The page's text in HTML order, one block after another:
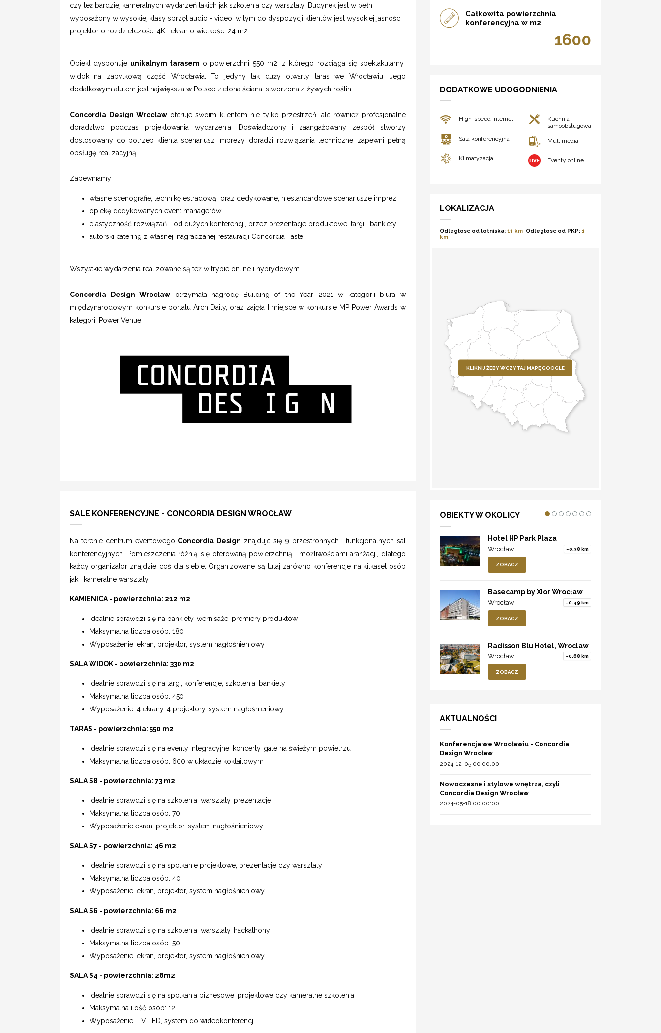
czy też bardziej kameralnych wydarzeń takich jak szkolenia czy warsztaty. Budynek jest w pełni
wyposażony w wysokiej klasy sprzęt audio - video, w tym do dyspozycji klientów jest wysokiej jasności
projektor o rozdzielczości 4K i ekran o wielkości 24 m2.
Obiekt dysponuje unikalnym tarasem o powierzchni 550 m2, z którego rozciąga się spektakularny
widok na zabytkową część Wrocławia. To jedyny tak duży otwarty taras we Wrocławiu. Jego
dodatkowym atutem jest największa w Polsce zielona ściana, stworzona z żywych roślin.
Concordia Design Wrocław oferuje swoim klientom nie tylko przestrzeń, ale również profesjonalne
doradztwo podczas projektowania wydarzenia. Doświadczony i zaangażowany zespół stworzy
dostosowany do potrzeb klienta scenariusz imprezy, doradzi rozwiązania techniczne, zapewni pełną
obsługę realizacyjną.
Zapewniamy:
własne scenografie, technikę estradową oraz dedykowane, niestandardowe scenariusze imprez
opiekę dedykowanych event managerów
elastyczność rozwiązań - od dużych konferencji, przez prezentacje produktowe, targi i bankiety
autorski catering z własnej, nagradzanej restauracji Concordia Taste.
Wszystkie wydarzenia realizowane są też w trybie online i hybrydowym.
Concordia Design Wrocław otrzymała nagrodę Building of the Year 2021 w kategorii biura w
międzynarodowym konkursie portalu Arch Daily, oraz zajęła I miejsce w konkursie MP Power Awards w
kategorii Power Venue.
SALE KONFERENCYJNE - CONCORDIA DESIGN WROCŁAW
Na terenie centrum eventowego Concordia Design znajduje się 9 przestronnych i funkcjonalnych sal
konferencyjnych. Pomieszczenia różnią się oferowaną powierzchnią i możliwościami aranżacji, dlatego
każdy organizator znajdzie coś dla siebie. Organizowane są tutaj zarówno konferencje na kilkaset osób
jak i kameralne warsztaty.
KAMIENICA - powierzchnia: 212 m2
Idealnie sprawdzi się na bankiety, wernisaże, premiery produktów.
Maksymalna liczba osób: 180
Wyposażenie: ekran, projektor, system nagłośnieniowy
SALA WIDOK - powierzchnia: 330 m2
Idealnie sprawdzi się na targi, konferencje, szkolenia, bankiety
Maksymalna liczba osób: 450
Wyposażenie: 4 ekrany, 4 projektory, system nagłośnieniowy
TARAS - powierzchnia: 550 m2
Idealnie sprawdzi się na eventy integracyjne, koncerty, gale na świeżym powietrzu
Maksymalna liczba osób: 600 w układzie koktailowym
SALA S8 - powierzchnia: 73 m2
Idealnie sprawdzi się na szkolenia, warsztaty, prezentacje
Maksymalna liczba osób: 70
Wyposażenie ekran, projektor, system nagłośnieniowy.
SALA S7 - powierzchnia: 46 m2
Idealnie sprawdzi się na spotkanie projektowe, prezentacje czy warsztaty
Maksymalna liczba osób: 40
Wyposażenie: ekran, projektor, system nagłośnieniowy
SALA S6 - powierzchnia: 66 m2
Idealnie sprawdzi się na szkolenia, warsztaty, hackathony
Maksymalna liczba osób: 50
Wyposażenie: ekran, projektor, system nagłośnieniowy
SALA S4 - powierzchnia: 28m2
Idealnie sprawdzi się na spotkania biznesowe, projektowe czy kameralne szkolenia
Maksymalna ilość osób: 12
Wyposażenie: TV LED, system do wideokonferencji
Całkowita powierzchnia
konferencyjna w m2
1600
DODATKOWE UDOGODNIENIA
High-speed Internet
Kuchnia
samoobsługowa
Sala konferencyjna
Multimedia
Klimatyzacja Eventy online
LOKALIZACJA
Odległosc od lotniska: 11 km Odległosc od PKP: 1
km
KLIKNIJ ŻEBY WCZYTAJ MAPĘ GOOGLE
OBIEKTY W OKOLICY
Hotel HP Park Plaza
Wrocław ~0.38 km
ZOBACZ
Basecamp by Xior Wrocław
Wrocław ~0.49 km
ZOBACZ
Radisson Blu Hotel, Wroclaw
Wrocław ~0.68 km
ZOBACZ
AKTUALNOŚCI
Konferencja we Wrocławiu - Concordia
Design Wrocław
2024-12-05 00:00:00
Nowoczesne i stylowe wnętrza, czyli
Concordia Design Wrocław
2024-05-18 00:00:00